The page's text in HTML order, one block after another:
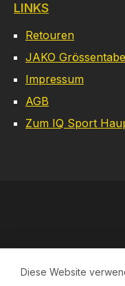
LINKS
Retouren
JAKO
Impressum
AGB
Zum IQ Sport
Diese Website